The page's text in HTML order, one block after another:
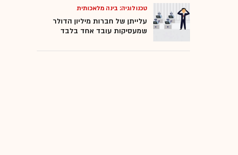
טכנולוגיה: בינה מלאכותית
עלייתן של חברות מיליון הדולר
שמעסיקות עובד אחד בלבד